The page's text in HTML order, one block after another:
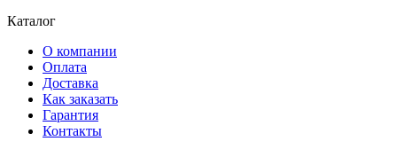
Каталог
О компании
Оплата
Доставка
Как заказать
Гарантия
Контакты